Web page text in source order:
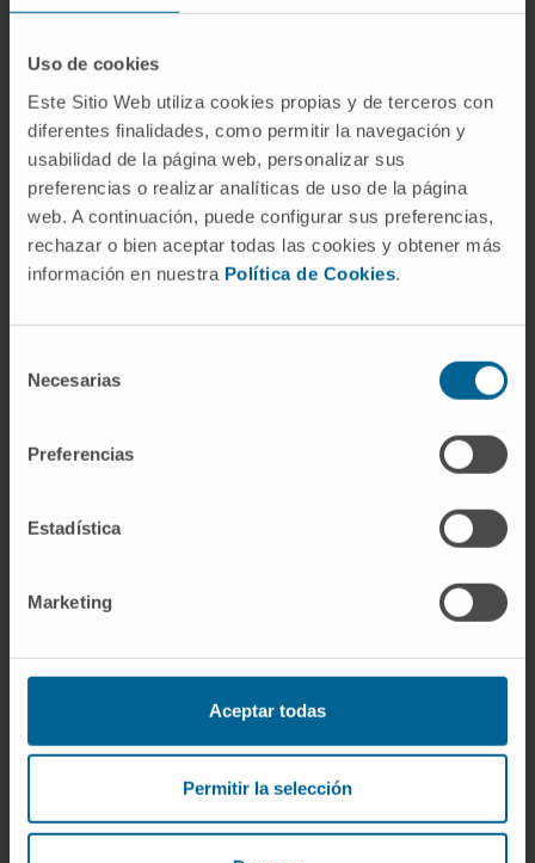
Uso de cookies
Este Sitio Web utiliza cookies propias y de terceros con
diferentes finalidades, como permitir la navegación y
usabilidad de la página web, personalizar sus
preferencias o realizar analíticas de uso de la página
web. A continuación, puede configurar sus preferencias,
rechazar o bien aceptar todas las cookies y obtener más
información en nuestra Política de Cookies.
Necesarias
Preferencias
Estadística
Marketing
Aceptar todas
Permitir la selección
de Falopio y al ovario, y su origen es una
¿Qué es el saco de Douglas?
El fondo de saco rectouterino o saco de
Douglas —llamado así por el anatomista
escocés James Douglas, que lo describió en
el siglo XVIII— es la prolongación más inferior
recto, y constituye el punto más declive de la
Referencias
Absceso en abdomen o
médica en español
intraabdominales. Manual MSD, versión
para profesionales.
enciclopedia médica en español
Real Academia Española.Absceso.